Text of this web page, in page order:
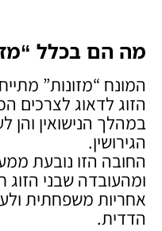
מה הם בכלל
המונח “מזונות”
הזוג לדאוג לצרכים
במהלך הנישואין והן
הגירושין.
החובה הזו נובעת
ומהעובדה שבני הזוג
אחריות משפחתית
הדדית.